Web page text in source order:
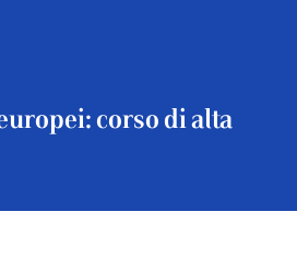
corso di alta